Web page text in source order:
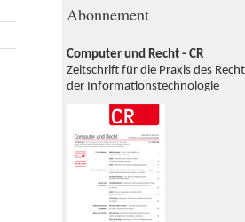
Abonnement
Computer und Recht - CR
Zeitschrift für die Praxis des
der Informationstechnologie